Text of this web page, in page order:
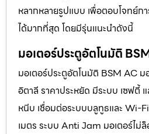
หลากหลายรูปแบบ เพื่อตอบโจทย์ก
ได้มากที่สุด โดยมีรุ่นแนะนำดังนี้
มอเตอร์ประตูอัตโนมัติ
มอเตอร์ประตูอัตโนมัติ BSM AC ม
อิตาลี ราคาประหยัด มีระบบ เซฟตี้
หนีบ เชื่อมต่อระบบบลูทูธและ Wi-
เมตร ระบบ Anti Jam มอเตอร์ไม่